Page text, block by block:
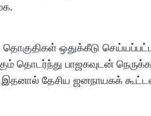
தொகுதிகள் ஒதுக்கீடு
தொடர்ந்து பாஜகவுடன்
தேசிய ஜனநாயகக்